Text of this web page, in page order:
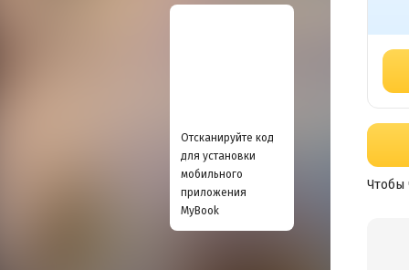
Отсканируйте код
для установки
мобильного
приложения
MyBook
Чтобы